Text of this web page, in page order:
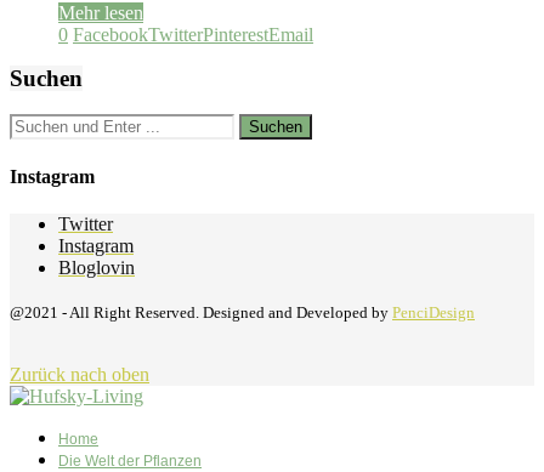
Mehr lesen
0 FacebookTwitterPinterestEmail
Suchen
Instagram
Twitter
Instagram
Bloglovin
@2021 - All Right Reserved. Designed and Developed by PenciDesign
Zurück nach oben
Home
Die Welt der Pflanzen